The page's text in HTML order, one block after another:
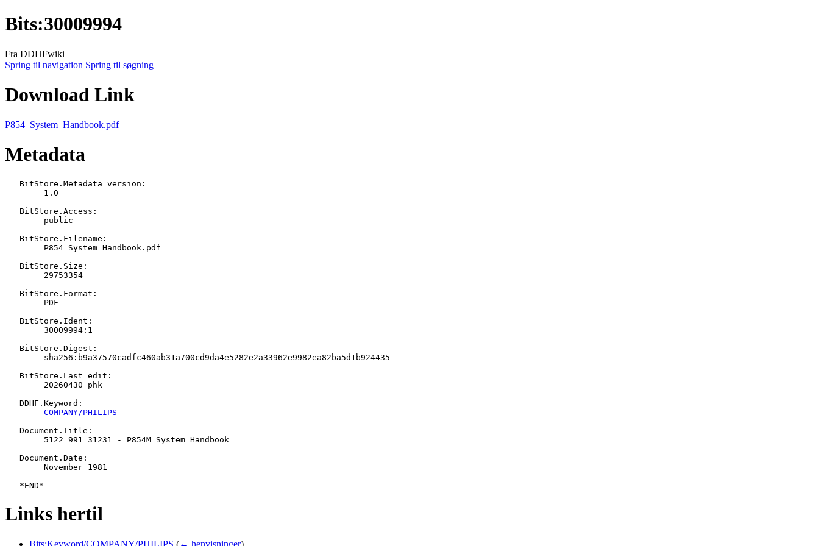
Bits:30009994
Fra DDHFwiki
Spring til navigation Spring til søgning
Download Link
P854_System_Handbook.pdf
Metadata
   BitStore.Metadata_version:
   BitStore.Access:
   BitStore.Filename:
   BitStore.Size:
   BitStore.Format:
   BitStore.Ident:
   BitStore.Digest:
   BitStore.Last_edit:
   DDHF.Keyword:
COMPANY/PHILIPS
   Document.Title:
   Document.Date:
Links hertil
Bits:Keyword/COMPANY/PHILIPS (← henvisninger)